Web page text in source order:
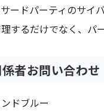
ードパーティのサイ
するだけでなく、パ
者お問い合わせ
ドブルー